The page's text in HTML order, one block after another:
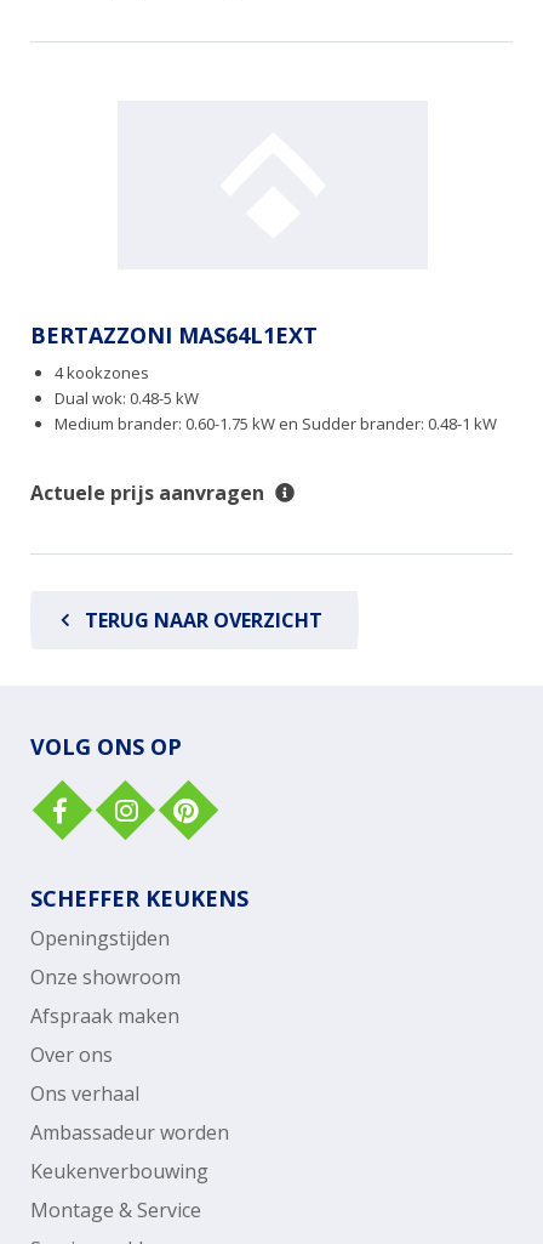
BERTAZZONI MAS64L1EXT
4 kookzones
Dual wok: 0.48-5 kW
Medium brander: 0.60-1.75 kW en Sudder brander: 0.48-1 kW
Actuele prijs aanvragen
TERUG NAAR OVERZICHT
VOLG ONS OP
SCHEFFER KEUKENS
Openingstijden
Onze showroom
Afspraak maken
Over ons
Ons verhaal
Ambassadeur worden
Keukenverbouwing
Montage & Service